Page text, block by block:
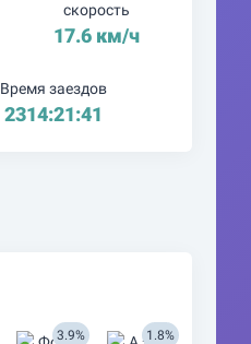
скорость
17.6 км/ч
Время заездов
2314:21:41
3.9% 1.8%